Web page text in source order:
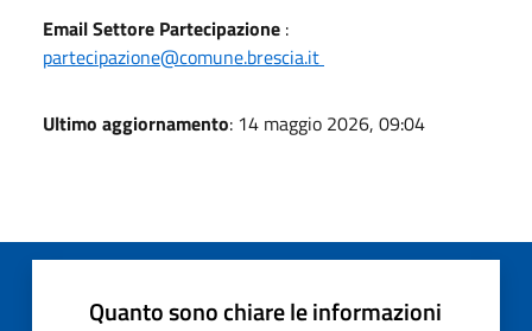
Email Settore Partecipazione :
partecipazione@comune.brescia.it
Ultimo aggiornamento: 14 maggio 2026, 09:04
Quanto sono chiare le informazioni